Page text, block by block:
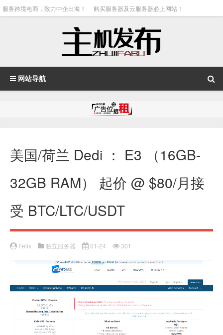
服务跨境电商，致力中企出海！ 购买服务器及云服务器必上网站！
网站导航
美国/荷兰 Dedi ： E3 （16GB-
32GB RAM） 起价 @ $80/月接
受 BTC/LTC/USDT
Felix 独立服务器 01-24 301